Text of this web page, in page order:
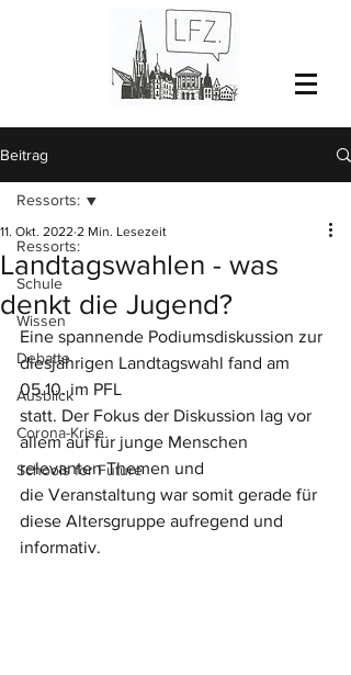
Beitrag
Ressorts:
Schule
Wissen
Debatte
Ausblick
Corona-Krise
Schools for Future
Ressorts:
Landtagswahlen - was
denkt die Jugend?
11. Okt. 2022 2 Min. Lesezeit
Eine spannende Podiumsdiskussion zur
diesjährigen Landtagswahl fand am
05.10. im PFL
statt. Der Fokus der Diskussion lag vor
allem auf für junge Menschen
relevanten Themen und
die Veranstaltung war somit gerade für
diese Altersgruppe aufregend und
informativ.